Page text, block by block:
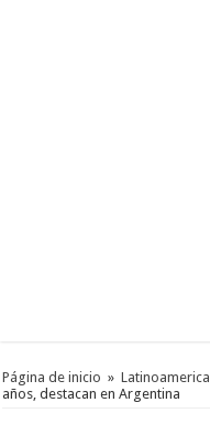
Página de inicio » Latinoamerica
años, destacan en Argentina